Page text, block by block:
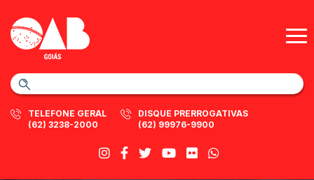
TELEFONE GERAL
(62) 3238-2000
DISQUE PRERROGATIVAS
(62) 99976-9900